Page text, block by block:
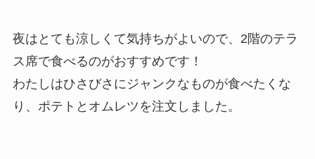
夜はとても涼しくて気持ちがよいので、2階のテラ
ス席で食べるのがおすすめです！
わたしはひさびさにジャンクなものが食べたくな
り、ポテトとオムレツを注文しました。